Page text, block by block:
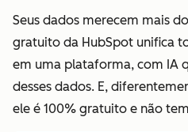
Seus dados merecem mais
gratuito da HubSpot unifica
em uma plataforma, com IA
desses dados. E,
ele é 100% gratuito e não